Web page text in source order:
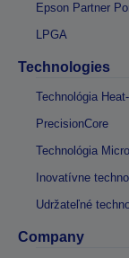
Epson Partner
LPGA
Technologies
Technológia
PrecisionCore
Technológia
Inovatívne
Udržateľné
Company